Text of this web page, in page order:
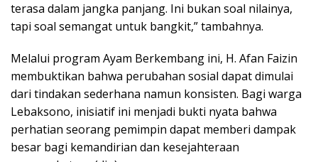
terasa dalam jangka panjang. Ini bukan soal nilainya,
tapi soal semangat untuk bangkit,” tambahnya.
Melalui program Ayam Berkembang ini, H. Afan Faizin
membuktikan bahwa perubahan sosial dapat dimulai
dari tindakan sederhana namun konsisten. Bagi warga
Lebaksono, inisiatif ini menjadi bukti nyata bahwa
perhatian seorang pemimpin dapat memberi dampak
besar bagi kemandirian dan kesejahteraan